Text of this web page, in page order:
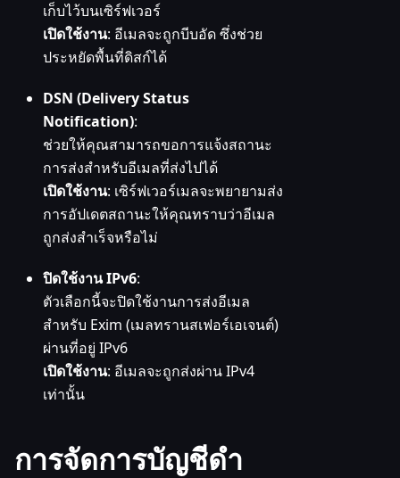
เก็บไว้บนเซิร์ฟเวอร์
เปิดใช้งาน: อีเมลจะถูกบีบอัด ซึ่งช่วย
ประหยัดพื้นที่ดิสก์ได้
DSN (Delivery Status
Notification):
ช่วยให้คุณสามารถขอการแจ้งสถานะ
การส่งสำหรับอีเมลที่ส่งไปได้
เปิดใช้งาน: เซิร์ฟเวอร์เมลจะพยายามส่ง
การอัปเดตสถานะให้คุณทราบว่าอีเมล
ถูกส่งสำเร็จหรือไม่
ปิดใช้งาน IPv6:
ตัวเลือกนี้จะปิดใช้งานการส่งอีเมล
สำหรับ Exim (เมลทรานสเฟอร์เอเจนต์)
ผ่านที่อยู่ IPv6
เปิดใช้งาน: อีเมลจะถูกส่งผ่าน IPv4
เท่านั้น
การจัดการบัญชีดำ